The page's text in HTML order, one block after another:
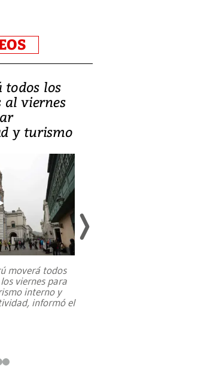
todos los
al viernes
y turismo
moverá todos
viernes para
interno y
informó el